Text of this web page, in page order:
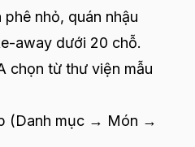
nhỏ, quán nhậu
away dưới 20 chỗ.
chọn từ thư viện mẫu
(Danh mục → Món →